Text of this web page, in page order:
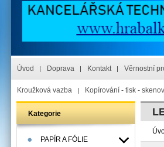
Úvod Doprava Kontakt Věrnostní
Kroužková vazba Kopírování - tisk -
Kategorie
PAPÍR A FÓLIE